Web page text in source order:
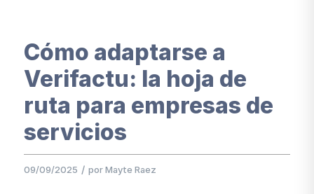
Cómo adaptarse a
Verifactu: la hoja de
ruta para empresas de
servicios
09/09/2025 / porMayte Raez